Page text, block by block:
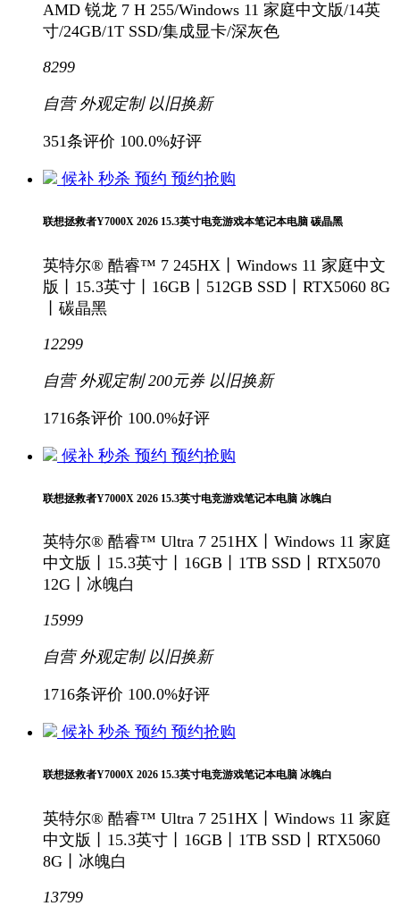
AMD 锐龙 7 H 255/Windows 11 家庭中文版/14英
寸/24GB/1T SSD/集成显卡/深灰色
8299
自营 外观定制 以旧换新
351条评价 100.0%好评
候补 秒杀 预约 预约抢购
联想拯救者Y7000X 2026 15.3英寸电竞游戏本笔记本电脑 碳晶黑
英特尔® 酷睿™ 7 245HX丨Windows 11 家庭中文
版丨15.3英寸丨16GB丨512GB SSD丨RTX5060 8G
丨碳晶黑
12299
自营 外观定制 200元券 以旧换新
1716条评价 100.0%好评
候补 秒杀 预约 预约抢购
联想拯救者Y7000X 2026 15.3英寸电竞游戏笔记本电脑 冰魄白
英特尔® 酷睿™ Ultra 7 251HX丨Windows 11 家庭
中文版丨15.3英寸丨16GB丨1TB SSD丨RTX5070
12G丨冰魄白
15999
自营 外观定制 以旧换新
1716条评价 100.0%好评
候补 秒杀 预约 预约抢购
联想拯救者Y7000X 2026 15.3英寸电竞游戏笔记本电脑 冰魄白
英特尔® 酷睿™ Ultra 7 251HX丨Windows 11 家庭
中文版丨15.3英寸丨16GB丨1TB SSD丨RTX5060
8G丨冰魄白
13799